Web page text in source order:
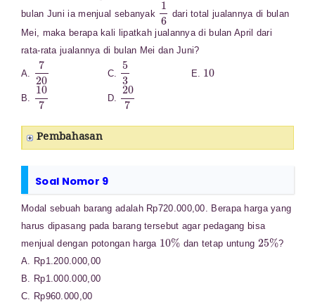
bulan Juni ia menjual sebanyak
16
dari total jualannya di bulan
Mei, maka berapa kali lipatkah jualannya di bulan April dari
rata-rata jualannya di bulan Mei dan Juni?
A.
720
C.
53
E.
10
B.
107
D.
207
Pembahasan
Soal Nomor 9
Modal sebuah barang adalah Rp720.000,00. Berapa harga yang
harus dipasang pada barang tersebut agar pedagang bisa
menjual dengan potongan harga
10%
dan tetap untung
25%
?
A. Rp1.200.000,00
B. Rp1.000.000,00
C. Rp960.000,00